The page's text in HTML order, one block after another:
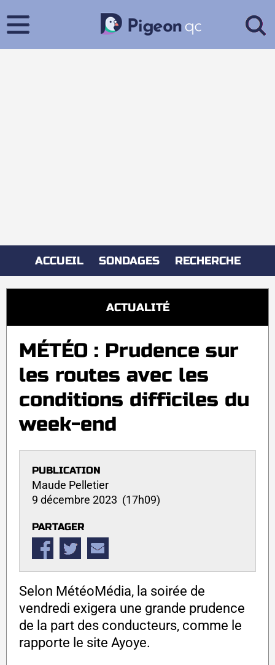
ACCUEIL SONDAGES RECHERCHE
ACTUALITÉ
MÉTÉO : Prudence sur
les routes avec les
conditions difficiles du
week-end
PUBLICATION
Maude Pelletier
9 décembre 2023 (17h09)
PARTAGER
Selon MétéoMédia, la soirée de
vendredi exigera une grande prudence
de la part des conducteurs, comme le
rapporte le site Ayoye.